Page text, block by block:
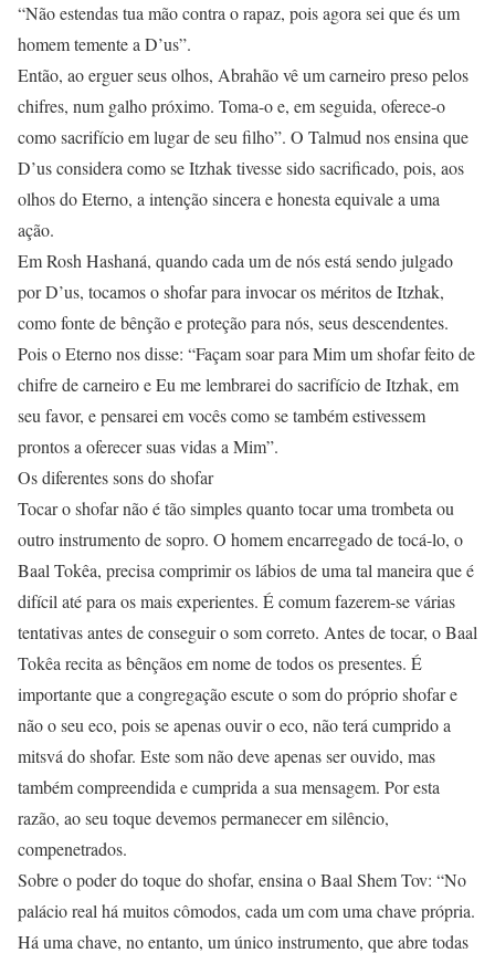
“Não estendas tua mão contra o rapaz, pois agora sei que és um
homem temente a D’us”.
Então, ao erguer seus olhos, Abrahão vê um carneiro preso pelos
chifres, num galho próximo. Toma-o e, em seguida, oferece-o
como sacrifício em lugar de seu filho”. O Talmud nos ensina que
D’us considera como se Itzhak tivesse sido sacrificado, pois, aos
olhos do Eterno, a intenção sincera e honesta equivale a uma
ação.
Em Rosh Hashaná, quando cada um de nós está sendo julgado
por D’us, tocamos o shofar para invocar os méritos de Itzhak,
como fonte de bênção e proteção para nós, seus descendentes.
Pois o Eterno nos disse: “Façam soar para Mim um shofar feito de
chifre de carneiro e Eu me lembrarei do sacrifício de Itzhak, em
seu favor, e pensarei em vocês como se também estivessem
prontos a oferecer suas vidas a Mim”.
Os diferentes sons do shofar
Tocar o shofar não é tão simples quanto tocar uma trombeta ou
outro instrumento de sopro. O homem encarregado de tocá-lo, o
Baal Tokêa, precisa comprimir os lábios de uma tal maneira que é
difícil até para os mais experientes. É comum fazerem-se várias
tentativas antes de conseguir o som correto. Antes de tocar, o Baal
Tokêa recita as bênçãos em nome de todos os presentes. É
importante que a congregação escute o som do próprio shofar e
não o seu eco, pois se apenas ouvir o eco, não terá cumprido a
mitsvá do shofar. Este som não deve apenas ser ouvido, mas
também compreendida e cumprida a sua mensagem. Por esta
razão, ao seu toque devemos permanecer em silêncio,
compenetrados.
Sobre o poder do toque do shofar, ensina o Baal Shem Tov: “No
palácio real há muitos cômodos, cada um com uma chave própria.
Há uma chave, no entanto, um único instrumento, que abre todas